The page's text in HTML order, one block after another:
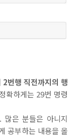
번행 직전까지의 행
확하게는 29번 명령
많은 분들은 아니지
공부하는 내용을 올